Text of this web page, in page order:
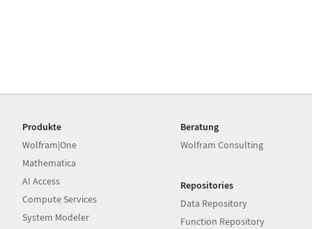
Produkte
Wolfram|One
Mathematica
AI Access
Compute Services
System Modeler
Beratung
Wolfram Consulting
Repositories
Data Repository
Function Repository